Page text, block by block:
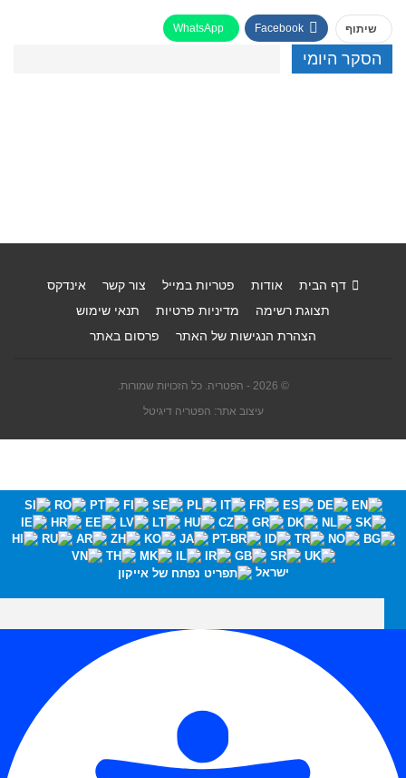
שיתוף Facebook
WhatsApp
הסקר היומי
דף הבית אודות פטריות במייל צור קשר
אינדקס
תצוגת רשימה
מדיניות פרטיות
תנאי שימוש
הצהרת הנגישות של האתר
פרסום באתר
© 2026 - הפטריה. כל הזכויות שמורות.
עיצוב אתר: הפטריה דיגיטל
ישראל